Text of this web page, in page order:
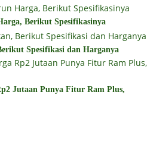
Berikut Spesifikasinya
Spesifikasi dan Harganya
Jutaan Punya Fitur Ram Plus,